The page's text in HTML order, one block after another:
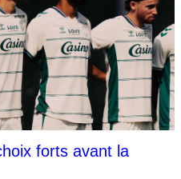
forts avant la